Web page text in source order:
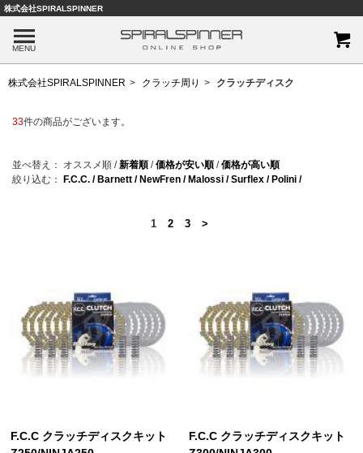
株式会社SPIRALSPINNER
MENU
株式会社SPIRALSPINNER クラッチ周り クラッチディスク
33件の商品がございます。
並べ替え： オススメ順 /新着順 /価格が安い順 /価格が高い順
絞り込む：
F.C.C. / Barnett / NewFren / Malossi / Surflex / Polini /
1 2 3 >
F.C.C クラッチディスクキット
F.C.C クラッチディスクキット